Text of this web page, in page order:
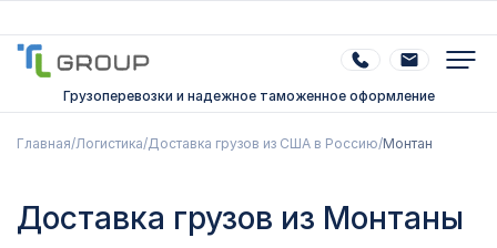
Грузоперевозки и надежное таможенное оформление
Главная/Логистика/Доставка грузов из США в Россию/Монтан
Доставка грузов из Монтаны